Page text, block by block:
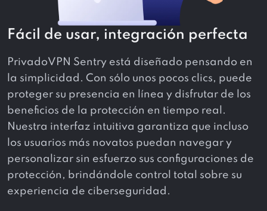
Fácil de usar, integración perfecta
PrivadoVPN Sentry está diseñado pensando en
la simplicidad. Con sólo unos pocos clics, puede
proteger su presencia en línea y disfrutar de los
beneficios de la protección en tiempo real.
Nuestra interfaz intuitiva garantiza que incluso
los usuarios más novatos puedan navegar y
personalizar sin esfuerzo sus configuraciones de
protección, brindándole control total sobre su
experiencia de ciberseguridad.